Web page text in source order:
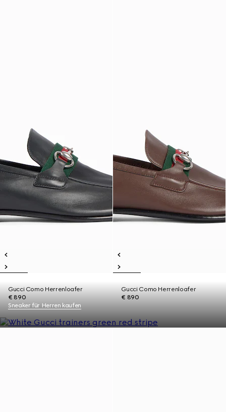
Gucci Como Herrenloafer
€ 890
Gucci Como Herrenloafer
€ 890
Sneaker für Herren kaufen